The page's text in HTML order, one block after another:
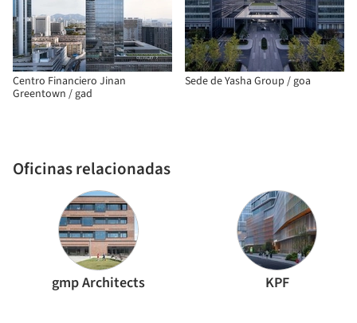
Centro Financiero Jinan
Greentown / gad
Oficinas relacionadas
gmp Architects KPF
Sede de Yasha Group / goa